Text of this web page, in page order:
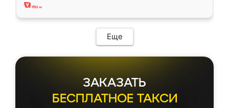
Еще
ЗАКАЗАТЬ
БЕСПЛАТНОЕ ТАКСИ